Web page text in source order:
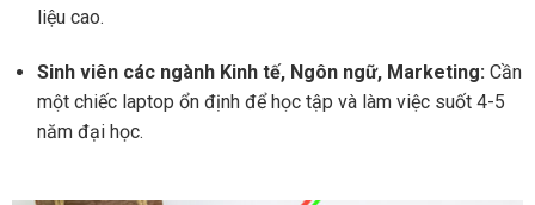
liệu cao.
Sinh viên các ngành Kinh tế, Ngôn ngữ, Marketing: Cần
một chiếc laptop ổn định để học tập và làm việc suốt 4-5
năm đại học.